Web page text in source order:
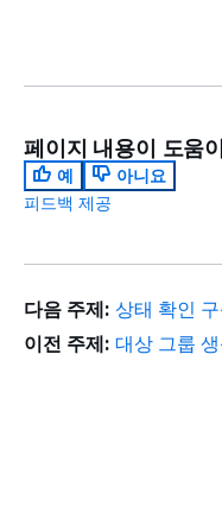
페이지 내용이 도움
예
아니요
피드백 제공
다음 주제: 상태 확인 구
이전 주제: 대상 그룹 생